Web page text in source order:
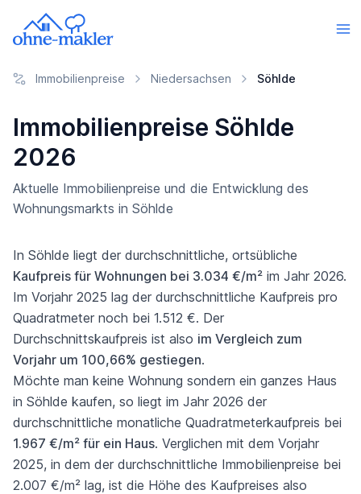
Immobilienpreise Niedersachsen Söhlde
Immobilienpreise Söhlde
2026
Aktuelle Immobilienpreise und die Entwicklung des
Wohnungsmarkts in Söhlde
In Söhlde liegt der durchschnittliche, ortsübliche
Kaufpreis für Wohnungen bei 3.034 €/m² im Jahr 2026.
Im Vorjahr 2025 lag der durchschnittliche Kaufpreis pro
Quadratmeter noch bei 1.512 €. Der
Durchschnittskaufpreis ist also im Vergleich zum
Vorjahr um 100,66% gestiegen.
Möchte man keine Wohnung sondern ein ganzes Haus
in Söhlde kaufen, so liegt im Jahr 2026 der
durchschnittliche monatliche Quadratmeterkaufpreis bei
1.967 €/m² für ein Haus. Verglichen mit dem Vorjahr
2025, in dem der durchschnittliche Immobilienpreise bei
2.007 €/m² lag, ist die Höhe des Kaufpreises also